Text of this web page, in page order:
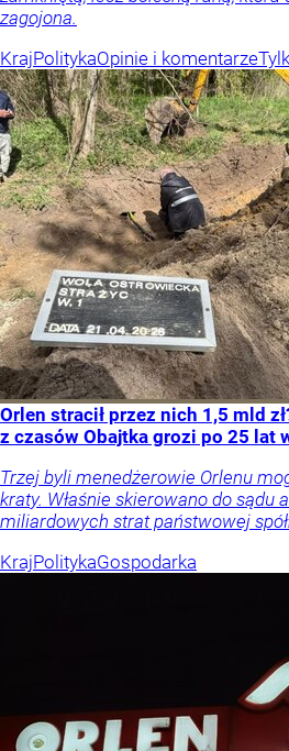
zagojona.
KrajPolitykaOpinie i komentarze
Orlen stracił przez nich 1,5 mld
z czasów Obajtka grozi po 25 lat
Trzej byli menedżerowie Orlenu
kraty. Właśnie skierowano do sądu
miliardowych strat państwowej
KrajPolitykaGospodarka